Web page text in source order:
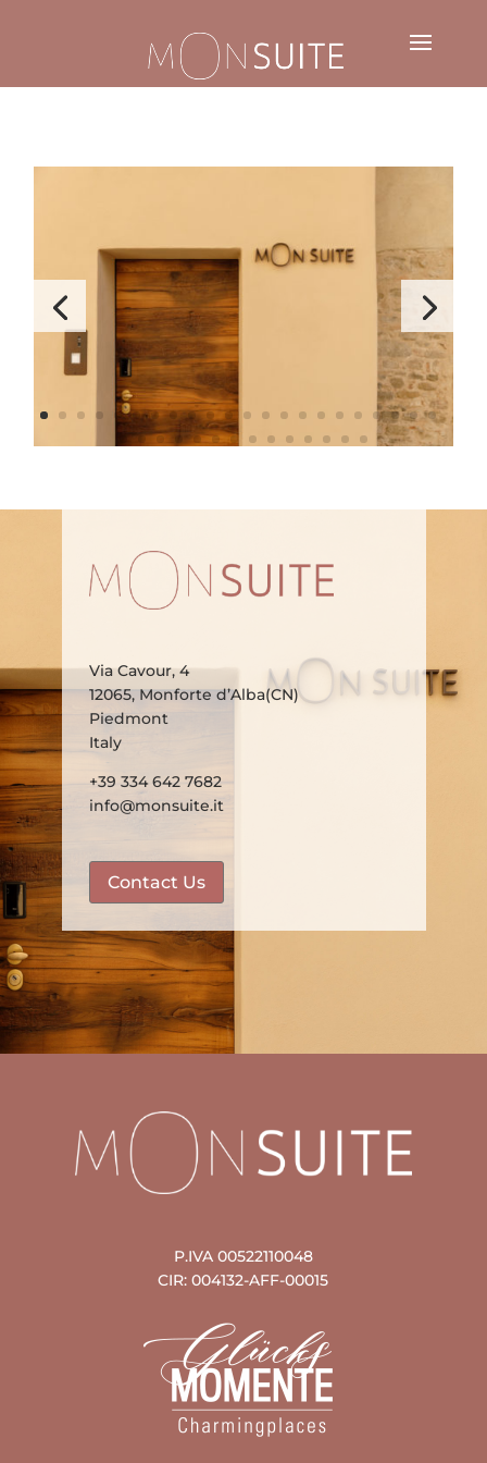
Via Cavour, 4
12065, Monforte d’Alba(CN)
Piedmont
Italy
+39 334 642 7682
info@monsuite.it
Contact Us
P.IVA 00522110048
CIR: 004132-AFF-00015